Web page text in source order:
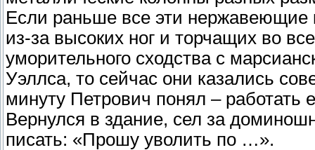
Если раньше все эти нержавеющие
из-за высоких ног и торчащих во
уморительного сходства с
Уэллса, то сейчас они казались
минуту Петрович понял – работать
Вернулся в здание, сел за
писать: «Прошу уволить по …».